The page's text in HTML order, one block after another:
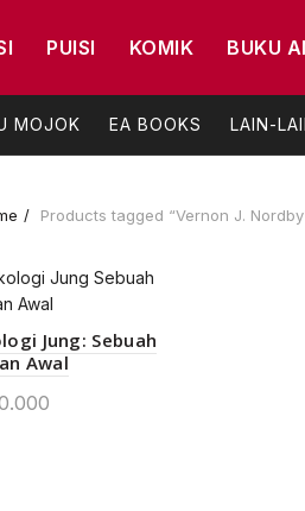
PUISI KOMIK BUKU
MOJOK EA BOOKS LAIN-
Products tagged “Vernon J.
Jung: Sebuah
Awal